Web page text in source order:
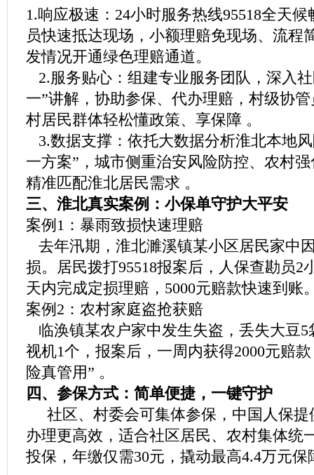
1.响应极速：24小时服务热线95518全天
员快速抵达现场，小额理赔免现场、流程
发情况开通绿色理赔通道。
2.服务贴心：组建专业服务团队，深入
一”讲解，协助参保、代办理赔，村级协
村居民群体轻松懂政策、享保障 。
3.数据支撑：依托大数据分析淮北本地
一方案”，城市侧重治安风险防控、农村
精准匹配淮北居民需求 。
三、淮北真实案例：小保单守护大平安
案例1：暴雨致损快速理赔
去年汛期，淮北濉溪镇某小区居民家中
损。居民拨打95518报案后，人保查勘员2
天内完成定损理赔，5000元赔款快速到账
案例2：农村家庭盗抢获赔
临涣镇某农户家中发生失盗，丢失大豆5
视机1个，报案后，一周内获得2000元赔
险真管用” 。
四、参保方式：简单便捷，一键守护
社区、村委会可集体参保，中国人保提
办理更高效，适合社区居民、农村集体统
投保，年缴仅需30元，撬动最高4.4万元保